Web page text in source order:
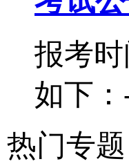
报考
如下：
热门专题